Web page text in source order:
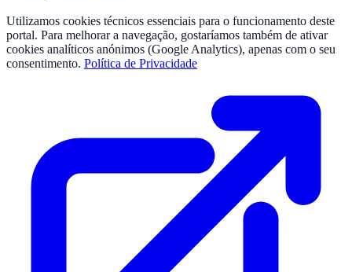
Utilizamos cookies técnicos essenciais para o funcionamento deste
portal. Para melhorar a navegação, gostaríamos também de ativar
cookies analíticos anónimos (Google Analytics), apenas com o seu
consentimento. Política de Privacidade